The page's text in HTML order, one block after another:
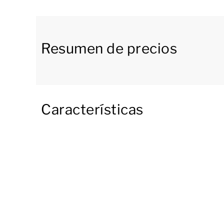
La planta baja tiene 2 dormitorios con 2
La primera planta dispone de 4 dormitorios
Resumen de precios
Características